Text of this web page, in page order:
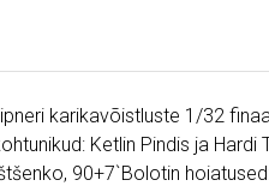
karikavõistluste 1/32
Ketlin Pindis ja
90+7`Bolotin